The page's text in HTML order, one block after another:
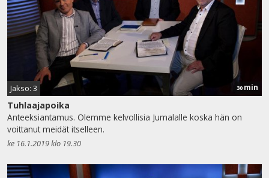
Jakso: 3 30 min
Tuhlaajapoika
Anteeksiantamus. Olemme kelvollisia Jumalalle koska hän on
voittanut meidät itselleen.
ke 16.1.2019 klo 19.30